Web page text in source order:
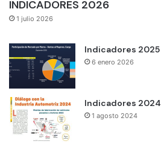
INDICADORES 2026
1 julio 2026
Indicadores 2025
6 enero 2026
Indicadores 2024
1 agosto 2024